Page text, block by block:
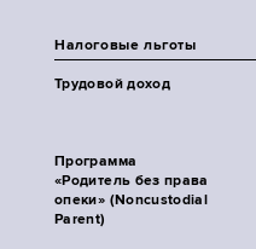
Налоговые льготы
Трудовой доход
Программа
«Родитель без права
опеки» (Noncustodial
Parent)